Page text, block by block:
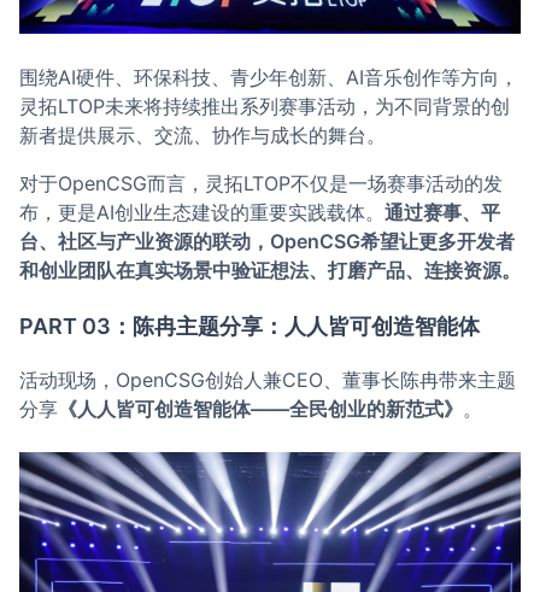
围绕AI硬件、环保科技、青少年创新、AI音乐创作等方向，
灵拓LTOP未来将持续推出系列赛事活动，为不同背景的创
新者提供展示、交流、协作与成长的舞台。
对于OpenCSG而言，灵拓LTOP不仅是一场赛事活动的发
布，更是AI创业生态建设的重要实践载体。 通过赛事、平
台、社区与产业资源的联动，OpenCSG希望让更多开发者
和创业团队在真实场景中验证想法、打磨产品、连接资源。
PART 03：陈冉主题分享：人人皆可创造智能体
活动现场，OpenCSG创始人兼CEO、董事长陈冉带来主题
分享 《人人皆可创造智能体——全民创业的新范式》 。